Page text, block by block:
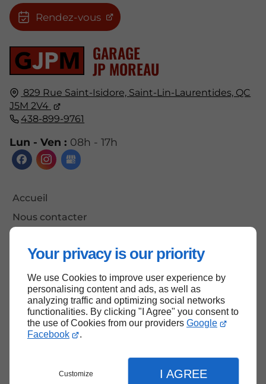
Your privacy is our priority
We use Cookies to improve user experience by
personalising content and ads, as well as
analyzing traffic and optimizing social networks
functionalities. By clicking "I Agree" you consent to
the use of Cookies from our providers Google
Facebook
.
Customize I AGREE
GARAGE
JP MOREAU
829 Rue Saint-Isidore, Saint-Lin-Laurentides, QC
J5M 2V4
438-899-9761
Lun - Ven : 08h - 17h
Accueil
Nous contacter
Plan du site
Rendez-vous
Haut de page